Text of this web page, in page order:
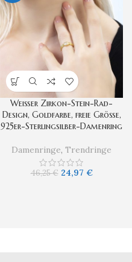
Weißer Zirkon-Stein-Rad-
Design, Goldfarbe, freie Größe,
925er-Sterlingsilber-Damenring
Damenringe, Trendringe
46,25€ 24,97 €